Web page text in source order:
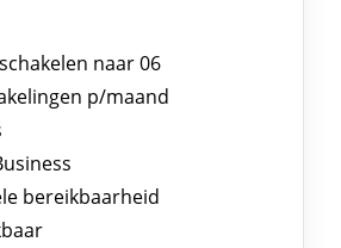
naar 06
p/maand
bereikbaarheid